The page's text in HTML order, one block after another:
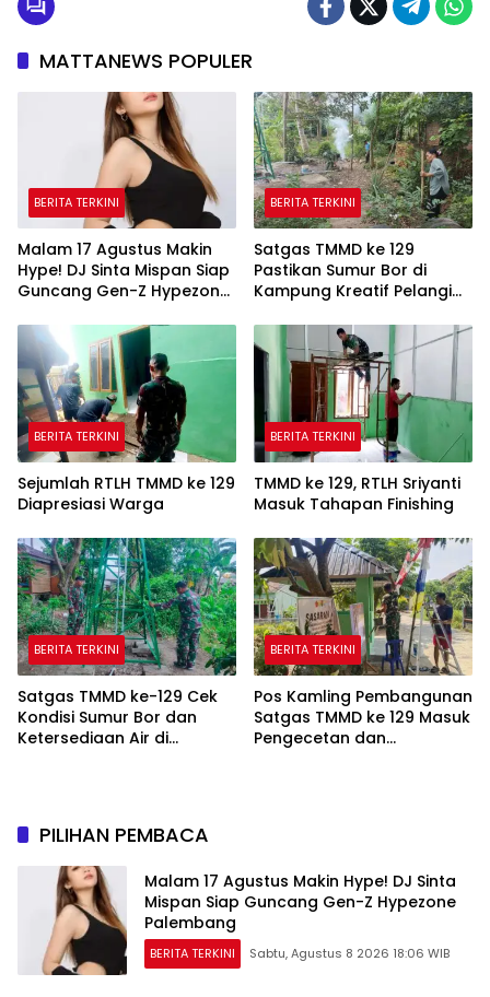
MATTANEWS POPULER
BERITA TERKINI
Malam 17 Agustus Makin
Hype! DJ Sinta Mispan Siap
Guncang Gen-Z Hypezone
BERITA TERKINI
Satgas TMMD ke 129
Pastikan Sumur Bor di
Kampung Kreatif Pelangi
BERITA TERKINI
Sejumlah RTLH TMMD ke 129
Diapresiasi Warga
BERITA TERKINI
TMMD ke 129, RTLH Sriyanti
Masuk Tahapan Finishing
BERITA TERKINI
Satgas TMMD ke-129 Cek
Kondisi Sumur Bor dan
Ketersediaan Air di
BERITA TERKINI
Pos Kamling Pembangunan
Satgas TMMD ke 129 Masuk
Pengecetan dan
PILIHAN PEMBACA
Malam 17 Agustus Makin Hype! DJ Sinta
Mispan Siap Guncang Gen-Z Hypezone
Palembang
BERITA TERKINI Sabtu, Agustus 8 2026 18:06 WIB